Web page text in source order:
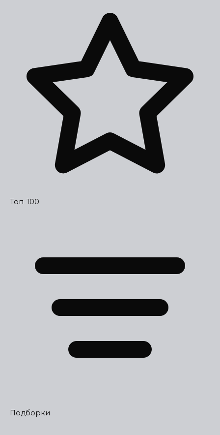
Топ-100
Подборки